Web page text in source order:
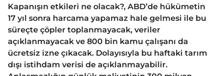
Kapanışın etkileri ne olacak?, ABD’de hükümetin
17 yıl sonra harcama yapamaz hale gelmesi ile bu
süreçte çöpler toplanmayacak, veriler
açıklanmayacak ve 800 bin kamu çalışanı da
ücretsiz izne çıkacak. Dolayısıyla bu haftaki tarım
dışı istihdam verisi de açıklanmayabilir.